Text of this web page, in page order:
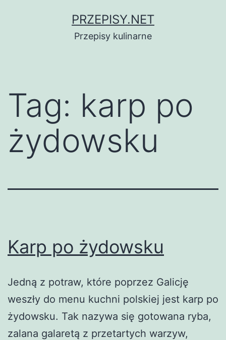
PRZEPISY.NET
Przepisy kulinarne
Tag: karp po
żydowsku
Karp po żydowsku
Jedną z potraw, które poprzez Galicję
weszły do menu kuchni polskiej jest karp po
żydowsku. Tak nazywa się gotowana ryba,
zalana galaretą z przetartych warzyw,